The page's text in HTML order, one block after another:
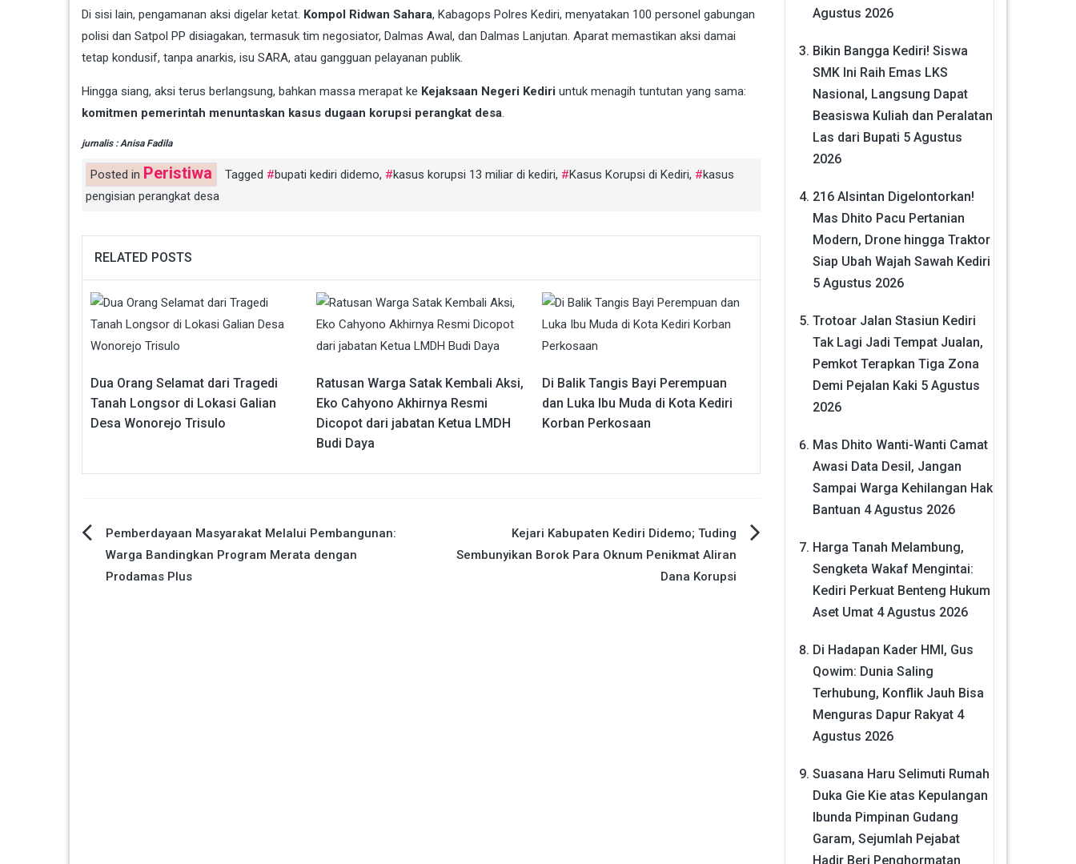
Di sisi lain, pengamanan aksi digelar ketat. Kompol Ridwan Sahara, Kabagops Polres Kediri, menyatakan 100 personel gabungan
polisi dan Satpol PP disiagakan, termasuk tim negosiator, Dalmas Awal, dan Dalmas Lanjutan. Aparat memastikan aksi damai
tetap kondusif, tanpa anarkis, isu SARA, atau gangguan pelayanan publik.
Hingga siang, aksi terus berlangsung, bahkan massa merapat ke Kejaksaan Negeri Kediri untuk menagih tuntutan yang sama:
komitmen pemerintah menuntaskan kasus dugaan korupsi perangkat desa.
jurnalis : Anisa Fadila
Posted in Peristiwa Tagged bupati kediri didemo, kasus korupsi 13 miliar di kediri, Kasus Korupsi di Kediri,
kasus
pengisian perangkat desa
RELATED POSTS
Dua Orang Selamat dari Tragedi
Tanah Longsor di Lokasi Galian
Desa Wonorejo Trisulo
Ratusan Warga Satak Kembali Aksi,
Eko Cahyono Akhirnya Resmi
Dicopot dari jabatan Ketua LMDH
Budi Daya
Di Balik Tangis Bayi Perempuan
dan Luka Ibu Muda di Kota Kediri
Korban Perkosaan
Navigasi
pos
Pemberdayaan Masyarakat Melalui Pembangunan:
Warga Bandingkan Program Merata dengan
Prodamas Plus
Kejari Kabupaten Kediri Didemo; Tuding
Sembunyikan Borok Para Oknum Penikmat Aliran
Dana Korupsi
Agustus 2026
Bikin Bangga Kediri! Siswa
SMK Ini Raih Emas LKS
Nasional, Langsung Dapat
Beasiswa Kuliah dan Peralatan
Las dari Bupati 5 Agustus
2026
216 Alsintan Digelontorkan!
Mas Dhito Pacu Pertanian
Modern, Drone hingga Traktor
Siap Ubah Wajah Sawah Kediri
5 Agustus 2026
Trotoar Jalan Stasiun Kediri
Tak Lagi Jadi Tempat Jualan,
Pemkot Terapkan Tiga Zona
Demi Pejalan Kaki 5 Agustus
2026
Mas Dhito Wanti-Wanti Camat
Awasi Data Desil, Jangan
Sampai Warga Kehilangan Hak
Bantuan 4 Agustus 2026
Harga Tanah Melambung,
Sengketa Wakaf Mengintai:
Kediri Perkuat Benteng Hukum
Aset Umat 4 Agustus 2026
Di Hadapan Kader HMI, Gus
Qowim: Dunia Saling
Terhubung, Konflik Jauh Bisa
Menguras Dapur Rakyat 4
Agustus 2026
Suasana Haru Selimuti Rumah
Duka Gie Kie atas Kepulangan
Ibunda Pimpinan Gudang
Garam, Sejumlah Pejabat
Hadir Beri Penghormatan